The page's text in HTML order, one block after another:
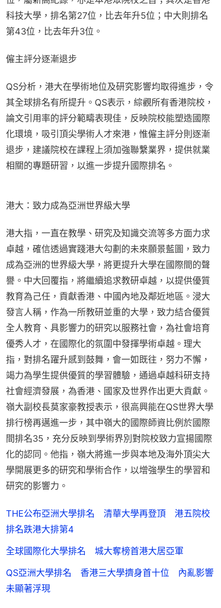
科技大學，排名第27位，比去年升5位；中大則排名
第43位，比去年升3位。
僱主評分逐漸退步
QS分析，港大在學術地位及研究影響均取得進步，令
其全球排名有所提升。QS表示，綜觀所有香港院校，
論文引用率的評分範疇表現佳，反映院校能塑造國際
化環境，吸引頂尖學術人才來港，惟僱主評分則逐漸
退步，建議院校在課程上須加強聯繫業界，提供就業
相關的專題研習，以進一步提升國際排名。
港大：致力成為亞洲世界級大學
港大指，一直在教學、研究及知識交流等多方面力求
卓越，確信透過實踐港大勾劃的未來願景藍圖，致力
成為亞洲的世界級大學，將更提升大學在國際間的聲
譽。中大回覆指，將繼續追求教研卓越，以提供優質
教育為己任，貢獻香港、中國內地及鄰近地區。浸大
發言人稱，作為一所教研並重的大學，致力結合優質
全人教育、具影響力的研究以服務社會，為社會培育
優秀人才，在國際化的氛圍中發揮學術卓越。理大
指，對排名躍升感到鼓舞，會一如既往，努力不懈，
竭力為學生提供優質的學習體驗，通過卓越科研支持
社會經濟發展，為香港、國家及世界作出更大貢獻。
嶺大副校長莫家豪教授表示，很高興能在QS世界大學
排行榜再邁進一步，其中嶺大的國際師資比例於國際
間排名35，充分反映到學術界別對院校致力宣揚國際
化的認同。他指，嶺大將進一步與本地及海外頂尖大
學開展更多的研究和學術合作，以增強學生的學習和
研究的影響力。
THE公布亞洲大學排名 清華大學再登頂 港五院校
排名跌港大排第4
全球國際化大學排名 城大奪榜首港大居亞軍
QS亞洲大學排名 香港三大學擠身首十位 內亂影響
未顯著浮現